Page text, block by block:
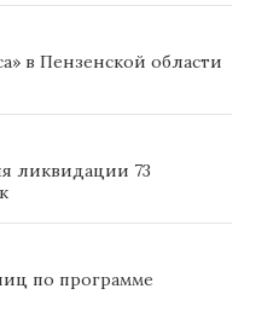
в Пензенской области
ликвидации 73
по программе